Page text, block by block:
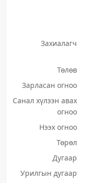
Захиалагч
Төлөв
Зарласан огноо
Санал хүлээн авах
огноо
Нээх огноо
Төрөл
Дугаар
Урилгын дугаар